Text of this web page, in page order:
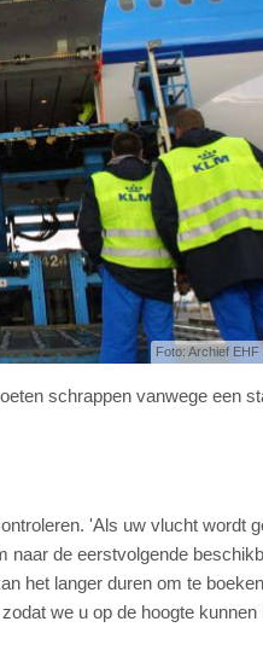
Foto: Archief
schrappen vanwege een
'Als uw vlucht wordt
naar de eerstvolgende
het langer duren om te
we u op de hoogte kunnen